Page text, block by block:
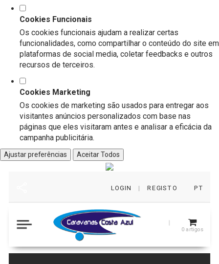
Cookies Funcionais
Os cookies funcionais ajudam a realizar certas
funcionalidades, como compartilhar o conteúdo do site em
plataformas de social media, coletar feedbacks e outros
recursos de terceiros.
Cookies Marketing
Os cookies de marketing são usados para entregar aos
visitantes anúncios personalizados com base nas
páginas que eles visitaram antes e analisar a eficácia da
campanha publicitária.
Ajustar preferências Aceitar Todos
LOGIN | REGISTO PT
0 artigos